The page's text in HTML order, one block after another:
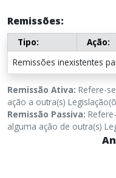
Remissões:
Tipo: Ação:
Remissões inexistentes
Remissão Ativa: Refere-
ação a outra(s)
Remissão Passiva:
alguma ação de outra(s)